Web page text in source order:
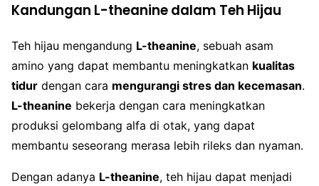
Kandungan L-theanine dalam Teh Hijau
Teh hijau mengandung L-theanine, sebuah asam
amino yang dapat membantu meningkatkan kualitas
tidur dengan cara mengurangi stres dan kecemasan.
L-theanine bekerja dengan cara meningkatkan
produksi gelombang alfa di otak, yang dapat
membantu seseorang merasa lebih rileks dan nyaman.
Dengan adanya L-theanine, teh hijau dapat menjadi